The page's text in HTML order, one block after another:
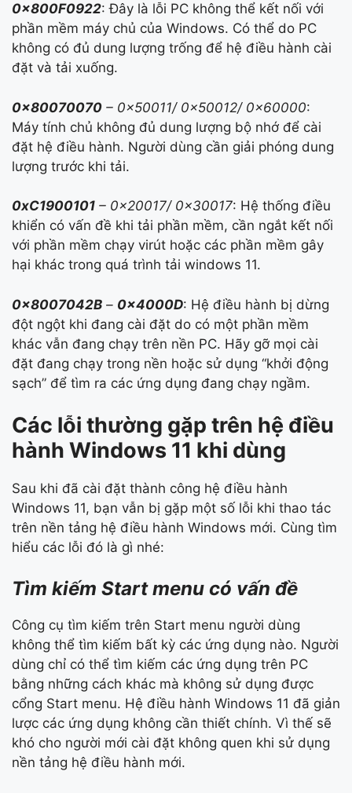
0x800F0922: Đây là lỗi PC không thể kết nối với
phần mềm máy chủ của Windows. Có thể do PC
không có đủ dung lượng trống để hệ điều hành cài
đặt và tải xuống.
0x80070070 – 0x50011/ 0x50012/ 0x60000:
Máy tính chủ không đủ dung lượng bộ nhớ để cài
đặt hệ điều hành. Người dùng cần giải phóng dung
lượng trước khi tải.
0xC1900101 – 0x20017/ 0x30017: Hệ thống điều
khiển có vấn đề khi tải phần mềm, cần ngắt kết nối
với phần mềm chạy virút hoặc các phần mềm gây
hại khác trong quá trình tải windows 11.
0x8007042B – 0x4000D: Hệ điều hành bị dừng
đột ngột khi đang cài đặt do có một phần mềm
khác vẫn đang chạy trên nền PC. Hãy gỡ mọi cài
đặt đang chạy trong nền hoặc sử dụng “khởi động
sạch” để tìm ra các ứng dụng đang chạy ngầm.
Các lỗi thường gặp trên hệ điều
hành Windows 11 khi dùng
Sau khi đã cài đặt thành công hệ điều hành
Windows 11, bạn vẫn bị gặp một số lỗi khi thao tác
trên nền tảng hệ điều hành Windows mới. Cùng tìm
hiểu các lỗi đó là gì nhé:
Tìm kiếm Start menu có vấn đề
Công cụ tìm kiếm trên Start menu người dùng
không thể tìm kiếm bất kỳ các ứng dụng nào. Người
dùng chỉ có thể tìm kiếm các ứng dụng trên PC
bằng những cách khác mà không sử dụng được
cổng Start menu. Hệ điều hành Windows 11 đã giản
lược các ứng dụng không cần thiết chính. Vì thế sẽ
khó cho người mới cài đặt không quen khi sử dụng
nền tảng hệ điều hành mới.